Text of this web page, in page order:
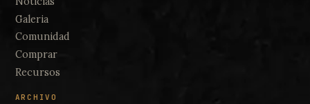
Galeria
Comunidad
Comprar
Recursos
ARCHIVO